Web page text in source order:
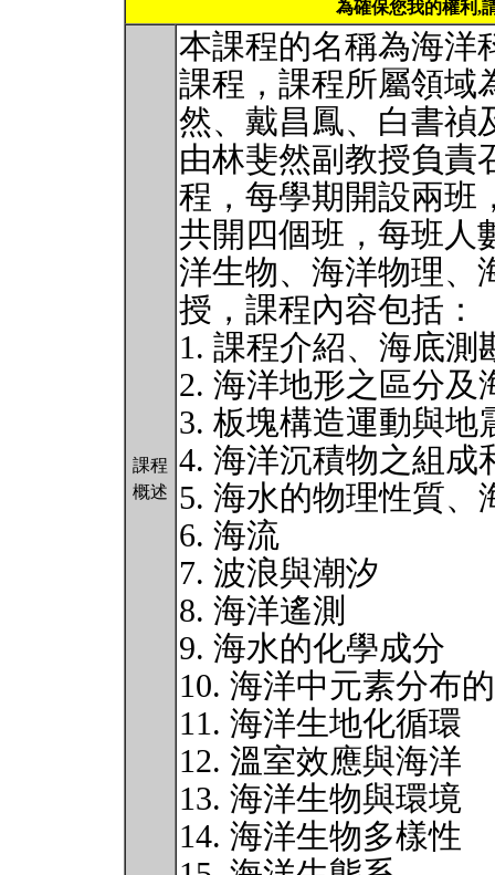
為確保您我的權利,
課程
概述
本課程的名稱為海洋
課程，課程所屬領域
然、戴昌鳳、白書禎
由林斐然副教授負責
程，每學期開設兩班
共開四個班，每班人
洋生物、海洋物理、
授，課程內容包括：
1. 課程介紹、海底測
2. 海洋地形之區分及
3. 板塊構造運動與地
4. 海洋沉積物之組成
5. 海水的物理性質、
6. 海流
7. 波浪與潮汐
8. 海洋遙測
9. 海水的化學成分
10. 海洋中元素分布
11. 海洋生地化循環
12. 溫室效應與海洋
13. 海洋生物與環境
14. 海洋生物多樣性